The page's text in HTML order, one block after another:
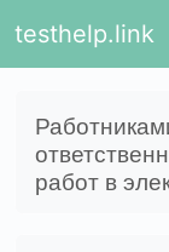
testhelp.link
работ в